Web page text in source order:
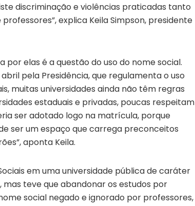
discriminação e violências praticadas tanto
explica Keila Simpson, presidente
elas é a questão do uso do nome social.
pela Presidência, que regulamenta o uso
muitas universidades ainda não têm regras
estaduais e privadas, poucas respeitam
ser adotado logo na matrícula, porque
ser um espaço que carrega preconceitos
aponta Keila.
em uma universidade pública de caráter
mas teve que abandonar os estudos por
social negado e ignorado por professores,